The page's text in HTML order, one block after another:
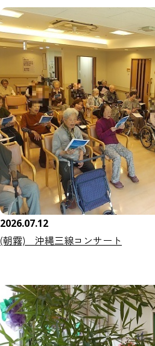
2026.07.12
(朝霧) 沖縄三線コンサート